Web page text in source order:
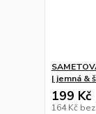
| jemná &
199 Kč
164 Kč